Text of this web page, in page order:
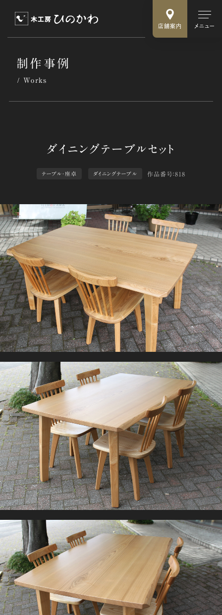
店舗案内 メニュー
制作事例
Works
テーブル・座卓 ダイニングテーブル 作品番号：818